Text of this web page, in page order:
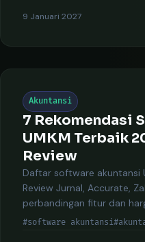
9 Januari 2027
Akuntansi
7 Rekomendasi
UMKM Terbaik
Review
Daftar software akuntansi
Review Jurnal, Accurate,
perbandingan fitur dan
#software akuntansi